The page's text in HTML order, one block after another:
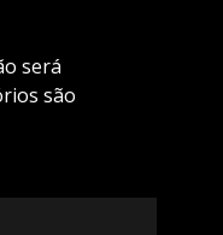
será
são